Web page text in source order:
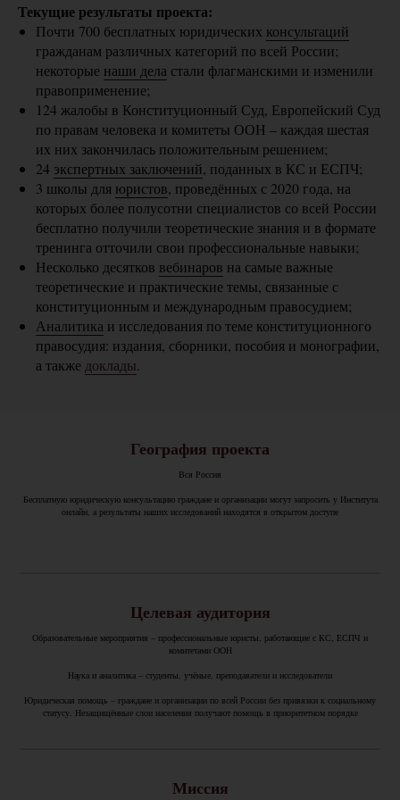
Текущие результаты проекта:
Почти 700 бесплатных юридических консультаций
гражданам различных категорий по всей России;
некоторые наши дела стали флагманскими и изменили
правоприменение;
124 жалобы в Конституционный Суд, Европейский Суд
по правам человека и комитеты ООН – каждая шестая
их них закончилась положительным решением;
24 экспертных заключений, поданных в КС и ЕСПЧ;
3 школы для юристов, проведённых с 2020 года, на
которых более полусотни специалистов со всей России
бесплатно получили теоретические знания и в формате
тренинга отточили свои профессиональные навыки;
Несколько десятков вебинаров на самые важные
теоретические и практические темы, связанные с
конституционным и международным правосудием;
Аналитика и исследования по теме конституционного
правосудия: издания, сборники, пособия и монографии,
а также доклады
География проекта
Вся Россия
Бесплатную юридическую консультацию граждане и организации могут запросить у Института
онлайн, а результаты наших исследований находятся в открытом доступе
Целевая аудитория
Образовательные мероприятия – профессиональные юристы, работающие с КС, ЕСПЧ и
комитетами ООН
Наука и аналитика – студенты, учёные, преподаватели и исследователи
Юридическая помощь – граждане и организации по всей России без привязки к социальному
статусу. Незащищённые слои населения получают помощь в приоритетном порядке
Миссия